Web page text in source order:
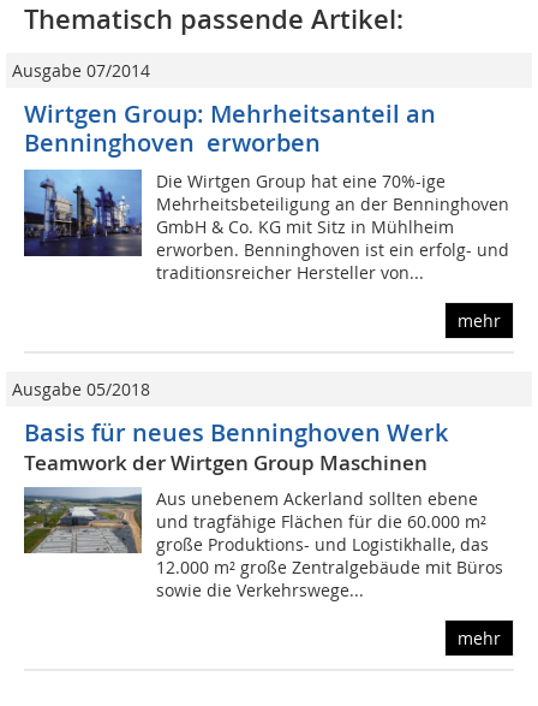
Thematisch passende Artikel:
Ausgabe 07/2014
Wirtgen Group: Mehrheitsanteil an
Benninghoven erworben
Die Wirtgen Group hat eine 70%-ige
Mehrheitsbeteiligung an der Benninghoven
GmbH & Co. KG mit Sitz in Mühlheim
erworben. Benninghoven ist ein erfolg- und
traditionsreicher Hersteller von...
mehr
Ausgabe 05/2018
Basis für neues Benninghoven Werk
Teamwork der Wirtgen Group Maschinen
Aus unebenem Ackerland sollten ebene
und tragfähige Flächen für die 60.000 m²
große Produktions- und Logistikhalle, das
12.000 m² große Zentralgebäude mit Büros
sowie die Verkehrswege...
mehr